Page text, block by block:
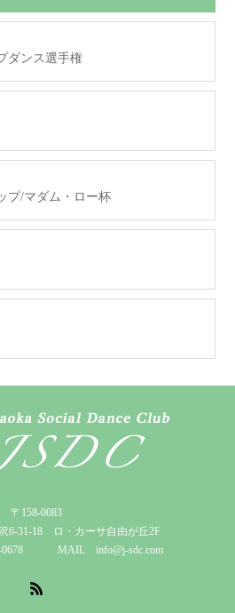
ダンス選手権
プ/マダム・ロー杯
〒158-0083
6-31-18 ロ・カーサ自由が丘2F
0678 MAIL info@j-sdc.com